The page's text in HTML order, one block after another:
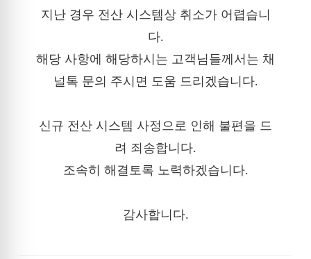
지난 경우 전산 시스템상 취소가 어렵습니
다.
해당 사항에 해당하시는 고객님들께서는 채
널톡 문의 주시면 도움 드리겠습니다.
신규 전산 시스템 사정으로 인해 불편을 드
려 죄송합니다.
조속히 해결토록 노력하겠습니다.
감사합니다.